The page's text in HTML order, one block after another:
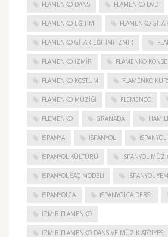
FLAMENKO DANS FLAMENKO DVD
FLAMENKO EĞITIMI FLAMENKO GITAR
FLAMENKO GITAR EĞITIMI İZMIR
FLAMENKO IZMIR FLAMENKO
FLAMENKO KOSTÜM FLAMENKO
FLAMENKO MÜZIĞI FLEMENCO
FLEMENKO GRANADA
ISPANYA İSPANYOL
İSPANYOL KÜLTÜRÜ İSPANYOL
İSPANYOL SAÇ MODELI İSPANYOL
İSPANYOLCA İSPANYOLCA DERSI
IZMIR FLAMENKO
İZMIR FLAMENKO DANS VE MÜZIK ATÖLYESI